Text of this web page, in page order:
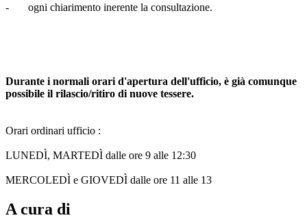
- ogni chiarimento inerente la consultazione.
Durante i normali orari d'apertura dell'ufficio, è già comunque
possibile il rilascio/ritiro di nuove tessere.
Orari ordinari ufficio :
LUNEDÌ, MARTEDÌ dalle ore 9 alle 12:30
MERCOLEDÌ e GIOVEDÌ dalle ore 11 alle 13
A cura di